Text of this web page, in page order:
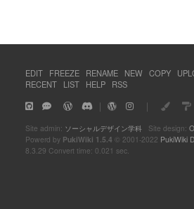
EDIT FREEZE RENAME NEW COPY
RECENT
LIST HELP RSS
｜ ｜
Site admin: ソーシャルデザイン学科Site design:
Powerd by PukiWiki 1.5.4 © 2001-2022 PukiWiki
8.3.29 Convert time: 0.021 sec.